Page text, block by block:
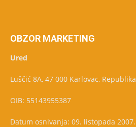
OBZOR MARKETING
Ured
Luščić 8A, 47 000 Karlovac,
OIB: 55143955387
Datum osnivanja: 09. listopada